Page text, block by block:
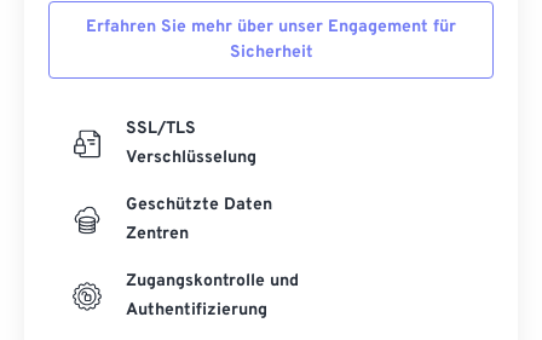
Erfahren Sie mehr über unser Engagement für
Sicherheit
SSL/TLS
Verschlüsselung
Geschützte Daten
Zentren
Zugangskontrolle und
Authentifizierung